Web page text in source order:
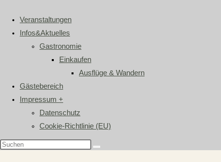
Veranstaltungen
Infos&Aktuelles
Gastronomie
Einkaufen
Ausflüge & Wandern
Gästebereich
Impressum +
Datenschutz
Cookie-Richtlinie (EU)